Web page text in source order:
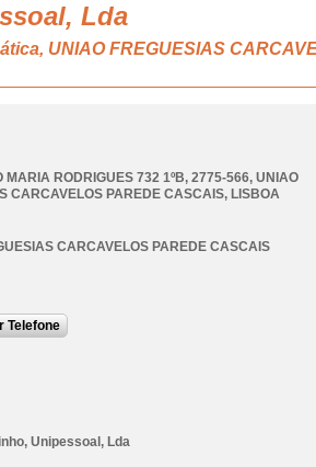
Lda
UNIAO FREGUESIAS
MARIA RODRIGUES 732 1ºB, 2775-566, UNIAO
CARCAVELOS PAREDE CASCAIS, LISBOA
CARCAVELOS PAREDE CASCAIS
Telefone
Unipessoal, Lda